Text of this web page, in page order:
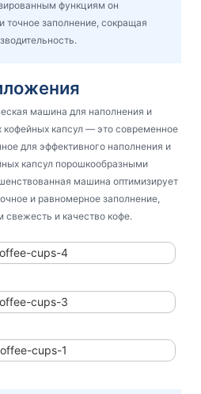
функциям он
точное заполнение, сокращая
машина для наполнения и
капсул — это современное
для эффективного наполнения и
капсул порошкообразными
машина оптимизирует
и равномерное заполнение,
свежесть и качество кофе.